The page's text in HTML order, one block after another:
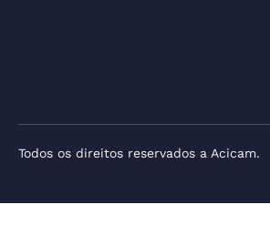
Todos os direitos reservados a Acicam.